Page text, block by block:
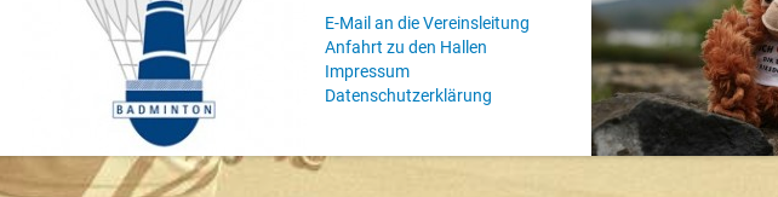
E-Mail an die Vereinsleitung
Anfahrt zu den Hallen
Impressum
Datenschutzerklärung